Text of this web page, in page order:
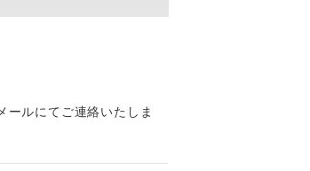
ールにてご連絡いたしま